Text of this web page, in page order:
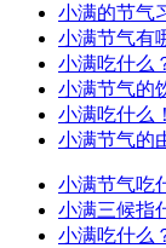
小满的节气
小满节气有
小满吃什么
小满节气的
小满吃什么
小满节气的
小满节气吃
小满三候指
小满吃什么